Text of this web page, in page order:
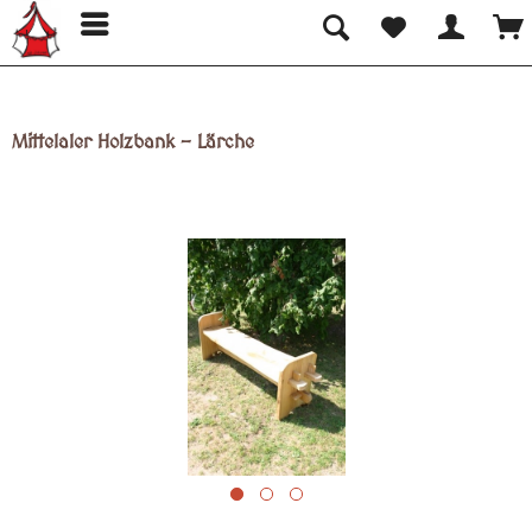
Mittelaler Holzbank - Lärche